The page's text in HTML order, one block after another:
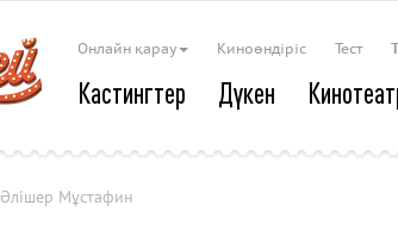
Онлайн қарау Киноөндіріс Тест
Кастингтер Дүкен
Әлішер Мұстафин